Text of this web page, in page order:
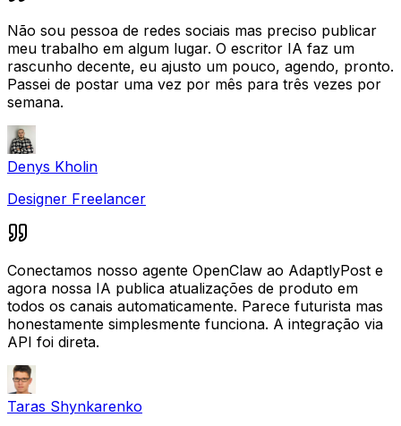
Não sou pessoa de redes sociais mas preciso publicar
meu trabalho em algum lugar. O escritor IA faz um
rascunho decente, eu ajusto um pouco, agendo, pronto.
Passei de postar uma vez por mês para três vezes por
semana.
Denys Kholin
Designer Freelancer
Conectamos nosso agente OpenClaw ao AdaptlyPost e
agora nossa IA publica atualizações de produto em
todos os canais automaticamente. Parece futurista mas
honestamente simplesmente funciona. A integração via
API foi direta.
Taras Shynkarenko